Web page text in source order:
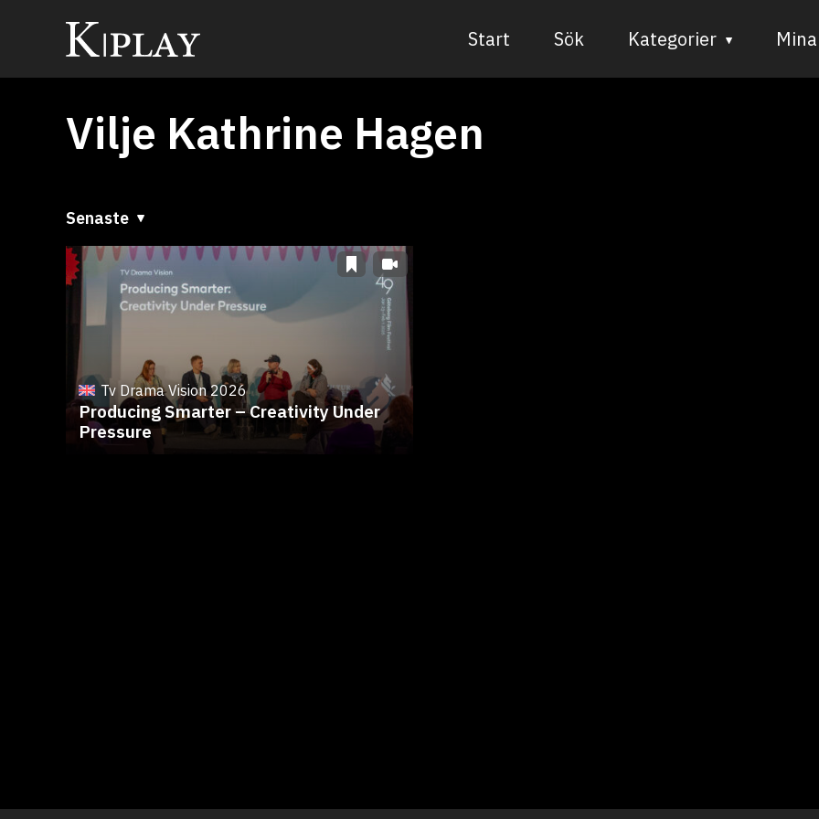
Start Sök Kategorier
Vilje Kathrine Hagen
Senaste
Senaste
A till Ö
Ö till A
Tv Drama Vision 2026
Producing Smarter – Creativity Under
Pressure